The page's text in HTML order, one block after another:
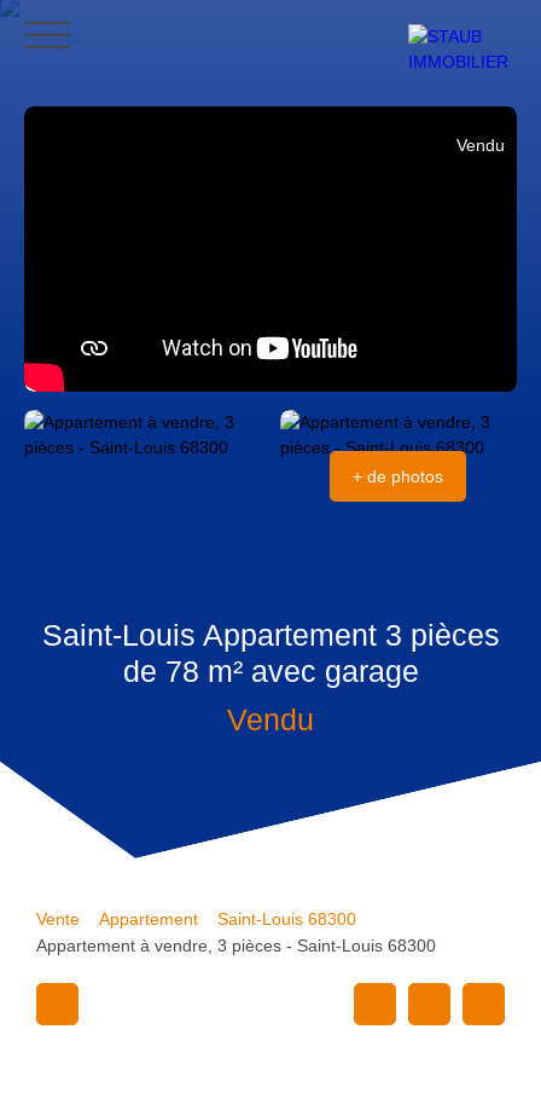
ACCUEIL ACHETER VENDRE NOS AVIS CONTACT
Vendu
+ de photos
Saint-Louis Appartement 3 pièces
de 78 m² avec garage
Vendu
Vente Appartement
Saint-Louis 68300
Appartement à vendre, 3 pièces - Saint-Louis 68300